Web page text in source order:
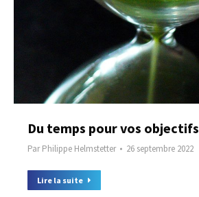
Du temps pour vos objectifs
ParPhilippe Helmstetter 26 septembre 2022
Lire la suite